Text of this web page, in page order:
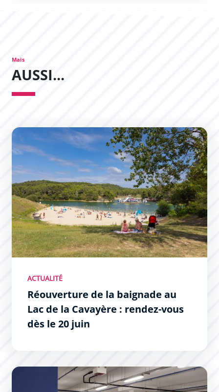
Mais
AUSSI...
Réouverture de la baignade au Lac de la Cavayère :
ACTUALITÉ
Réouverture de la baignade au
Lac de la Cavayère : rendez-vous
dès le 20 juin
Les parkings Gambetta et Jacobins ouvrent plus tôt le